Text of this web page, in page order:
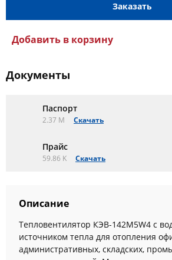
Заказать
Добавить в корзину
Документы
Паспорт
2.37 M Скачать
Прайс
59.86 K Скачать
Описание
Тепловентилятор КЭВ-142M5W4 с
источником тепла для отопления
административных, складских,